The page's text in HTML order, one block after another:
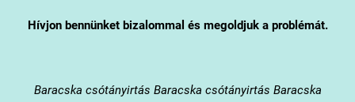
Hívjon bennünket bizalommal és megoldjuk a problémát.
Baracska csótányirtás Baracska csótányirtás Baracska